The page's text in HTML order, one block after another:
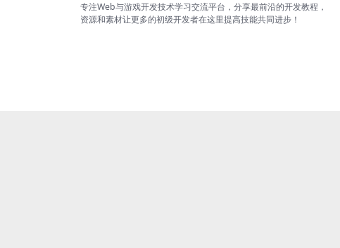
专注Web与游戏开发技术学习交流平台，分享最前沿的开发教程，
资源和素材让更多的初级开发者在这里提高技能共同进步！